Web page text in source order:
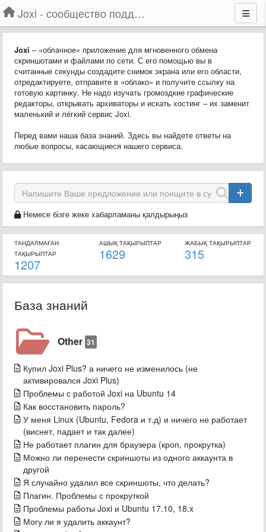
Joxi - сообщество поддержки
Joxi – «облачное» приложение для мгновенного обмена
скриншотами и файлами по сети. С его помощью вы в
считанные секунды создадите снимок экрана или его области,
отредактируете, отправите в «облако» и получите ссылку на
готовую картинку. Не надо изучать громоздкие графические
редакторы, открывать архиваторы и искать хостинг – их заменит
маленький и лёгкий сервис Joxi.
Перед вами наша база знаний. Здесь вы найдете ответы на
любые вопросы, касающиеся нашего сервиса.
Немесе бізге жеке хабарламаны қалдырыңыз
ТАНДАЛМАҒАН
ТАҚЫРЫПТАР
1207
АШЫҚ ТАҚЫРЫПТАР
1629
ЖАБЫҚ ТАҚЫРЫПТАР
315
База знаний
Other 31
Купил Joxi Plus? а ничего не изменилось (не
активировался Joxi Plus)
Проблемы с работой Joxi на Ubuntu 14
Как восстановить пароль?
У меня Linux (Ubuntu, Fedora и т.д) и ничего не работает
(виснет, падает и так далее)
Не работает плагин для браузера (кроп, прокрутка)
Можно ли перенести скриншоты из одного аккаунта в
другой
Я случайно удалил все скриншоты, что делать?
Плагин. Проблемы с прокруткой
Проблемы работы Joxi и Ubuntu 17.10, 18.x
Могу ли я удалить аккаунт?